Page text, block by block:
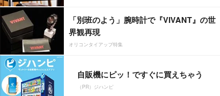
「別班のよう」腕時計で『VIVANT』の世
界観再現
オリコンタイアップ特集
自販機にピッ！ですぐに買えちゃう
（PR）ジハンピ